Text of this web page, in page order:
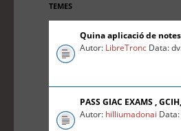
TEMES
Quina aplicació de
Autor: LibreTronc Data:
PASS GIAC EXAMS ,
Autor: hilliumadonai